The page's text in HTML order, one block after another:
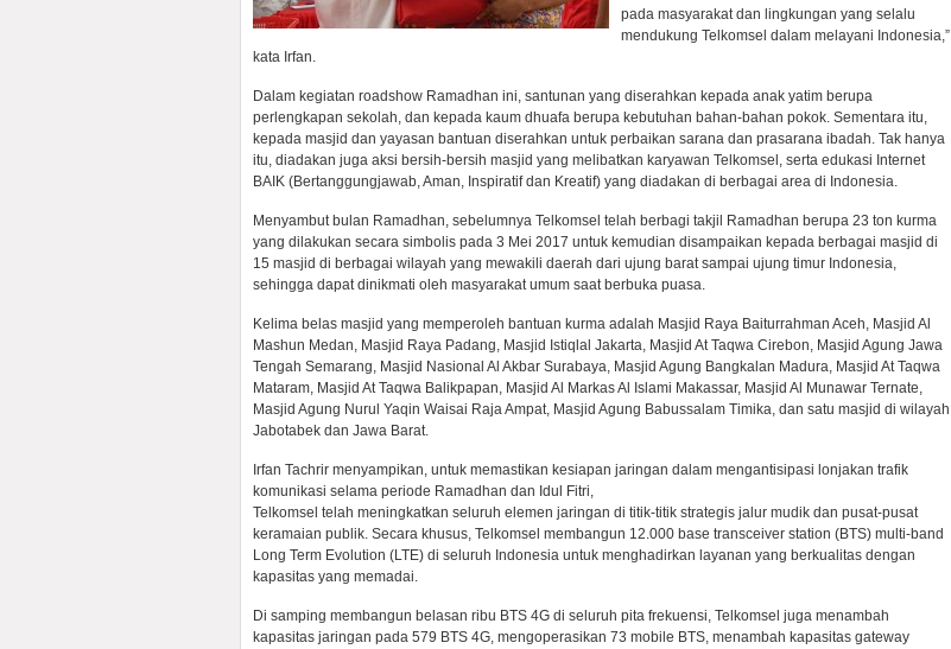
pada masyarakat dan lingkungan yang selalu
mendukung Telkomsel dalam melayani Indonesia,”
kata Irfan.
Dalam kegiatan roadshow Ramadhan ini, santunan yang diserahkan kepada anak yatim berupa
perlengkapan sekolah, dan kepada kaum dhuafa berupa kebutuhan bahan-bahan pokok. Sementara itu,
kepada masjid dan yayasan bantuan diserahkan untuk perbaikan sarana dan prasarana ibadah. Tak hanya
itu, diadakan juga aksi bersih-bersih masjid yang melibatkan karyawan Telkomsel, serta edukasi Internet
BAIK (Bertanggungjawab, Aman, Inspiratif dan Kreatif) yang diadakan di berbagai area di Indonesia.
Menyambut bulan Ramadhan, sebelumnya Telkomsel telah berbagi takjil Ramadhan berupa 23 ton kurma
yang dilakukan secara simbolis pada 3 Mei 2017 untuk kemudian disampaikan kepada berbagai masjid di
15 masjid di berbagai wilayah yang mewakili daerah dari ujung barat sampai ujung timur Indonesia,
sehingga dapat dinikmati oleh masyarakat umum saat berbuka puasa.
Kelima belas masjid yang memperoleh bantuan kurma adalah Masjid Raya Baiturrahman Aceh, Masjid Al
Mashun Medan, Masjid Raya Padang, Masjid Istiqlal Jakarta, Masjid At Taqwa Cirebon, Masjid Agung Jawa
Tengah Semarang, Masjid Nasional Al Akbar Surabaya, Masjid Agung Bangkalan Madura, Masjid At Taqwa
Mataram, Masjid At Taqwa Balikpapan, Masjid Al Markas Al Islami Makassar, Masjid Al Munawar Ternate,
Masjid Agung Nurul Yaqin Waisai Raja Ampat, Masjid Agung Babussalam Timika, dan satu masjid di wilayah
Jabotabek dan Jawa Barat.
Irfan Tachrir menyampikan, untuk memastikan kesiapan jaringan dalam mengantisipasi lonjakan trafik
komunikasi selama periode Ramadhan dan Idul Fitri,
Telkomsel telah meningkatkan seluruh elemen jaringan di titik-titik strategis jalur mudik dan pusat-pusat
keramaian publik. Secara khusus, Telkomsel membangun 12.000 base transceiver station (BTS) multi-band
Long Term Evolution (LTE) di seluruh Indonesia untuk menghadirkan layanan yang berkualitas dengan
kapasitas yang memadai.
Di samping membangun belasan ribu BTS 4G di seluruh pita frekuensi, Telkomsel juga menambah
kapasitas jaringan pada 579 BTS 4G, mengoperasikan 73 mobile BTS, menambah kapasitas gateway